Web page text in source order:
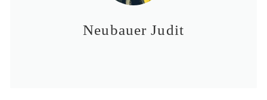
Neubauer Judit